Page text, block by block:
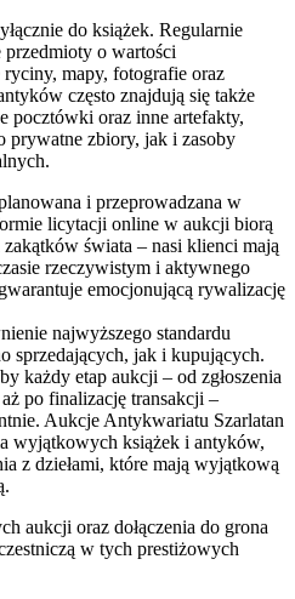
do książek. Regularnie
o wartości
mapy, fotografie oraz
często znajdują się także
pocztówki oraz inne artefakty,
prywatne zbiory, jak i zasoby
i przeprowadzana w
licytacji online w aukcji biorą
świata – nasi klienci mają
rzeczywistym i aktywnego
emocjonującą rywalizację
najwyższego standardu
sprzedających, jak i kupujących.
każdy etap aukcji – od zgłoszenia
po finalizację transakcji –
Aukcje Antykwariatu Szarlatan
wyjątkowych książek i antyków,
z dziełami, które mają wyjątkową
aukcji oraz dołączenia do grona
w tych prestiżowych